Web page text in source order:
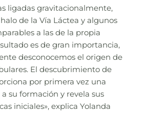
ligadas gravitacionalmente,
de la Vía Láctea y algunos
a las de la propia
es de gran importancia,
desconocemos el origen de
El descubrimiento de
por primera vez una
su formación y revela sus
iniciales», explica Yolanda